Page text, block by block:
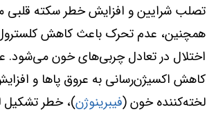
تصلب شرایین و افزایش خطر سکته قلبی
اختلال در تعادل چربی‌های خون می‌شود.
کاهش اکسیژن‌رسانی به عروق پاها و
لخته‌کننده خون (فیبرینوژن)، خطر تشکیل